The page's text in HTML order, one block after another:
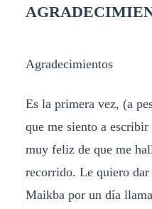
Agradecimientos
Es la primera vez, (a
que me siento a
muy feliz de que me
recorrido. Le quiero
Maikba por un día